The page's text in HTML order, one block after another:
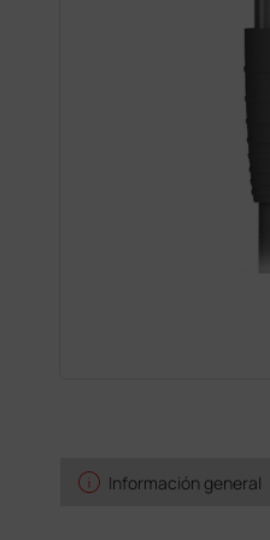
info Información general